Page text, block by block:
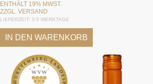
ENTHÄLT 19% MWST.
ZZGL. VERSAND
LIEFERZEIT: 3-5 WERKTAGE
IN DEN WARENKORB